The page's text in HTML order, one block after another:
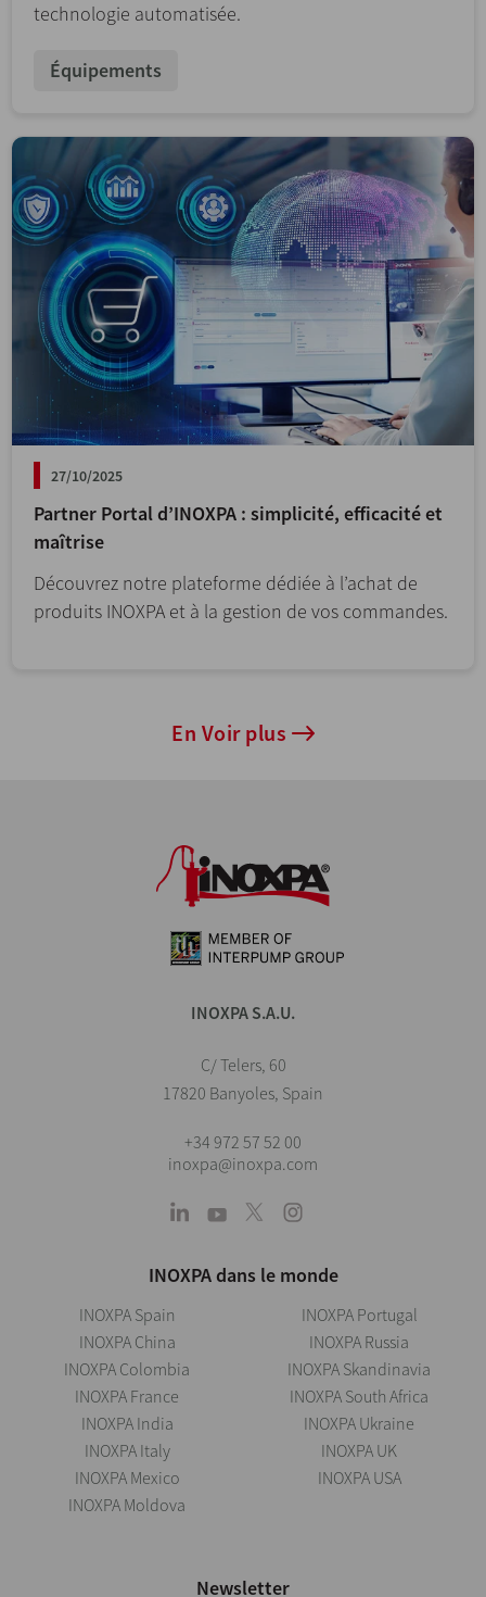
technologie automatisée.
Équipements
27/10/2025
Partner Portal d’INOXPA : simplicité, efficacité et
maîtrise
Découvrez notre plateforme dédiée à l’achat de
produits INOXPA et à la gestion de vos commandes.
En Voir plus
INOXPA S.A.U.
C/ Telers, 60
17820 Banyoles, Spain
+34 972 57 52 00
inoxpa@inoxpa.com
INOXPA dans le monde
INOXPA Spain
INOXPA China
INOXPA Colombia
INOXPA France
INOXPA India
INOXPA Italy
INOXPA Mexico
INOXPA Moldova
INOXPA Portugal
INOXPA Russia
INOXPA Skandinavia
INOXPA South Africa
INOXPA Ukraine
INOXPA UK
INOXPA USA
Newsletter